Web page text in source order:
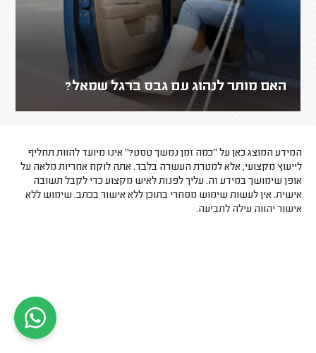
האם מותר לנהוג עם גבס ברגל שמאל?
המידע המוצג כאן על "כמה זמן נמשך טסט?" אינו מיועד להוות תחליף
לייעוץ מקצועי, אלא למטרת העשרה בלבד. אתה לוקח אחריות מלאה על
אופן שימושך במידע זה. עליך לפנות לאיש מקצוע כדי לקבל תשובה
אישית. אין לעשות שימוש מסחרי בתוכן ללא אישור בכתב. שימוש ללא
אישור יהווה עילה לתביעה.